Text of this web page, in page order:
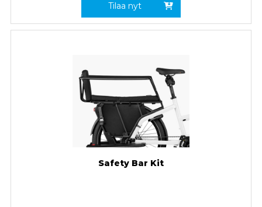
Tilaa nyt
Safety Bar Kit